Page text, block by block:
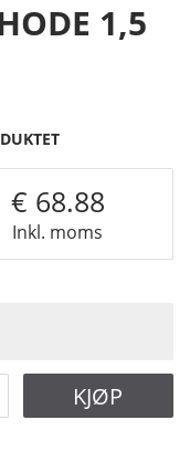
1,5
Inkl. moms
68.88
KJØP